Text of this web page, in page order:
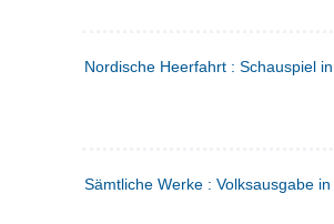
Nordische Heerfahrt : Schauspiel in
Sämtliche Werke : Volksausgabe in